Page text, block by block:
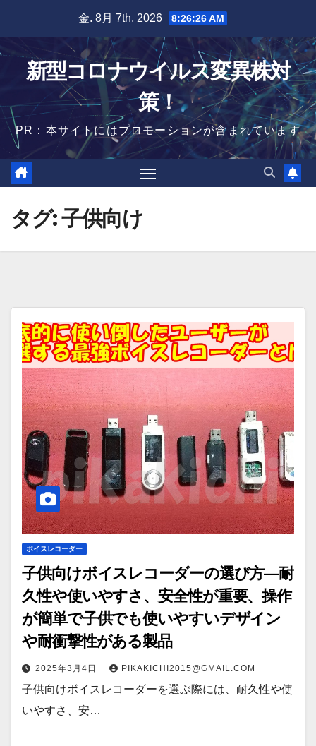
content
金. 8月 7th, 2026 8:26:27 AM
新型コロナウイルス変異株対
策！
PR：本サイトにはプロモーションが含まれています
タグ:子供向け
ボイスレコーダー
子供向けボイスレコーダーの選び方—耐
久性や使いやすさ、安全性が重要、操作
が簡単で子供でも使いやすいデザイン
や耐衝撃性がある製品
2025年3月4日 PIKAKICHI2015@GMAIL.COM
子供向けボイスレコーダーを選ぶ際には、耐久性や使
いやすさ、安…